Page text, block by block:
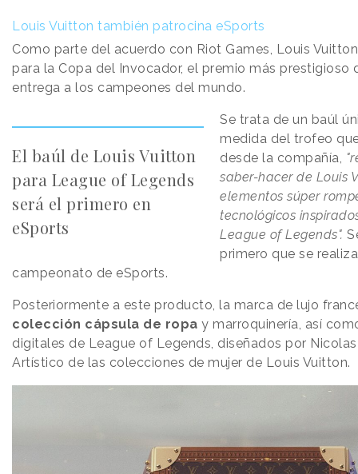
Louis Vuitton también patrocina eSports
Como parte del acuerdo con Riot Games, Louis
para la Copa del Invocador, el premio más prestigioso
entrega a los campeones del mundo.
El baúl de Louis Vuitton
para League of Legends
será el primero en
eSports
Se trata de un baúl
medida del trofeo
desde la compañía,
saber-hacer de Louis
elementos súper
tecnológicos
League of Legends".
primero que se
campeonato de eSports.
Posteriormente a este producto, la marca de lujo
colección cápsula de ropa y marroquinería, así
digitales de League of Legends, diseñados por
Artístico de las colecciones de mujer de Louis Vuitton.